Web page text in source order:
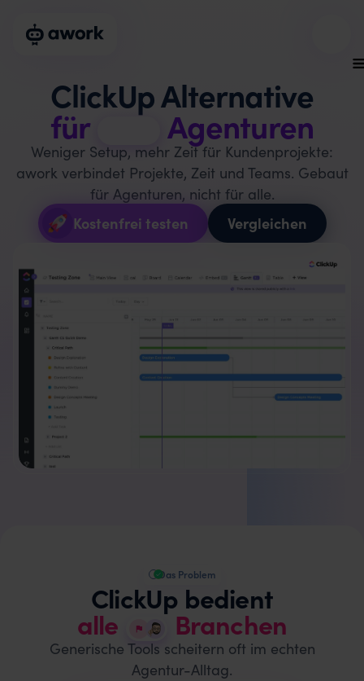
ClickUp Alternative
für Agenturen
Weniger Setup, mehr Zeit für Kundenprojekte:
awork verbindet Projekte, Zeit und Teams. Gebaut
für Agenturen, nicht für alle.
Kostenfrei testen
Vergleichen
Das Problem
ClickUp bedient
alle Branchen
Generische Tools scheitern oft im echten
Agentur-Alltag.